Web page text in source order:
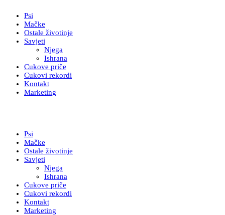
Psi
Mačke
Ostale životinje
Savjeti
Njega
Ishrana
Cukove priče
Cukovi rekordi
Kontakt
Marketing
Psi
Mačke
Ostale životinje
Savjeti
Njega
Ishrana
Cukove priče
Cukovi rekordi
Kontakt
Marketing